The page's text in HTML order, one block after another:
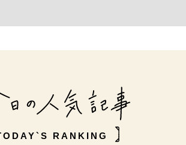
RANKING